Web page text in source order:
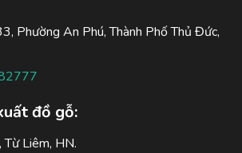
Phường An Phú, Thành Phố Thủ Đức,
đồ gỗ:
Từ Liêm, HN.